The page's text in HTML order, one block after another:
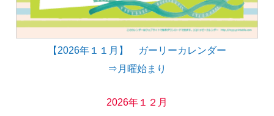
【2026年１１月】 ガーリーカレンダー
⇒月曜始まり
2026年１２月